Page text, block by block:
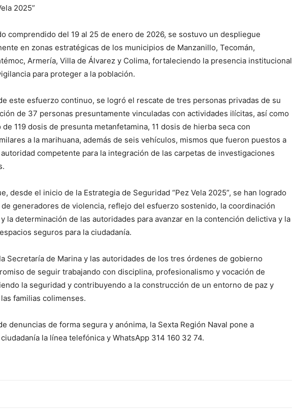
2025”
comprendido del 19 al 25 de enero de 2026, se sostuvo un despliegue
en zonas estratégicas de los municipios de Manzanillo, Tecomán,
Armería, Villa de Álvarez y Colima, fortaleciendo la presencia institucional
para proteger a la población.
este esfuerzo continuo, se logró el rescate de tres personas privadas de su
de 37 personas presuntamente vinculadas con actividades ilícitas, así como
119 dosis de presunta metanfetamina, 11 dosis de hierba seca con
a la marihuana, además de seis vehículos, mismos que fueron puestos a
competente para la integración de las carpetas de investigaciones
desde el inicio de la Estrategia de Seguridad “Pez Vela 2025”, se han logrado
generadores de violencia, reflejo del esfuerzo sostenido, la coordinación
la determinación de las autoridades para avanzar en la contención delictiva y la
seguros para la ciudadanía.
Secretaría de Marina y las autoridades de los tres órdenes de gobierno
de seguir trabajando con disciplina, profesionalismo y vocación de
la seguridad y contribuyendo a la construcción de un entorno de paz y
familias colimenses.
denuncias de forma segura y anónima, la Sexta Región Naval pone a
la línea telefónica y WhatsApp 314 160 32 74.